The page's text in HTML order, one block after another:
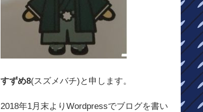
すずめ8(スズメバチ)と申します。
2018年1月末よりWordpressでブログを書い